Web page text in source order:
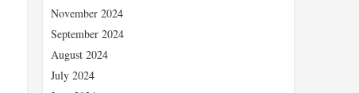
November 2024
September 2024
August 2024
July 2024